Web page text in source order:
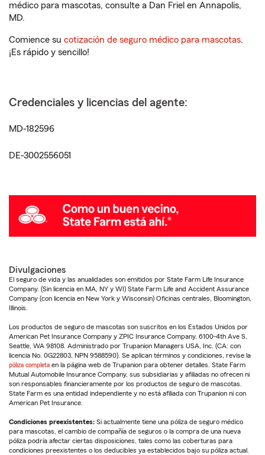
médico para mascotas, consulte a Dan Friel en Annapolis,
MD.
Comience su cotización de seguro médico para mascotas.
¡Es rápido y sencillo!
Credenciales y licencias del agente:
MD-182596
DE-3002556051
Divulgaciones
El seguro de vida y las anualidades son emitidos por State Farm Life Insurance
Company. (Sin licencia en MA, NY y WI) State Farm Life and Accident Assurance
Company (con licencia en New York y Wisconsin) Oficinas centrales, Bloomington,
Illinois.
Los productos de seguro de mascotas son suscritos en los Estados Unidos por
American Pet Insurance Company y ZPIC Insurance Company, 6100-4th Ave S,
Seattle, WA 98108. Administrado por Trupanion Managers USA, Inc. (CA: con
licencia No. 0G22803, NPN 9588590). Se aplican términos y condiciones, revise la
póliza completa en la página web de Trupanion para obtener detalles. State Farm
Mutual Automobile Insurance Company, sus subsidiarias y afiliadas no ofrecen ni
son responsables financieramente por los productos de seguro de mascotas.
State Farm es una entidad independiente y no está afiliada con Trupanion ni con
American Pet Insurance.
Condiciones preexistentes: Si actualmente tiene una póliza de seguro médico
para mascotas, el cambio de compañía de seguros o la compra de una nueva
póliza podría afectar ciertas disposiciones, tales como las coberturas para
condiciones preexistentes o los deducibles ya establecidos bajo su póliza actual.